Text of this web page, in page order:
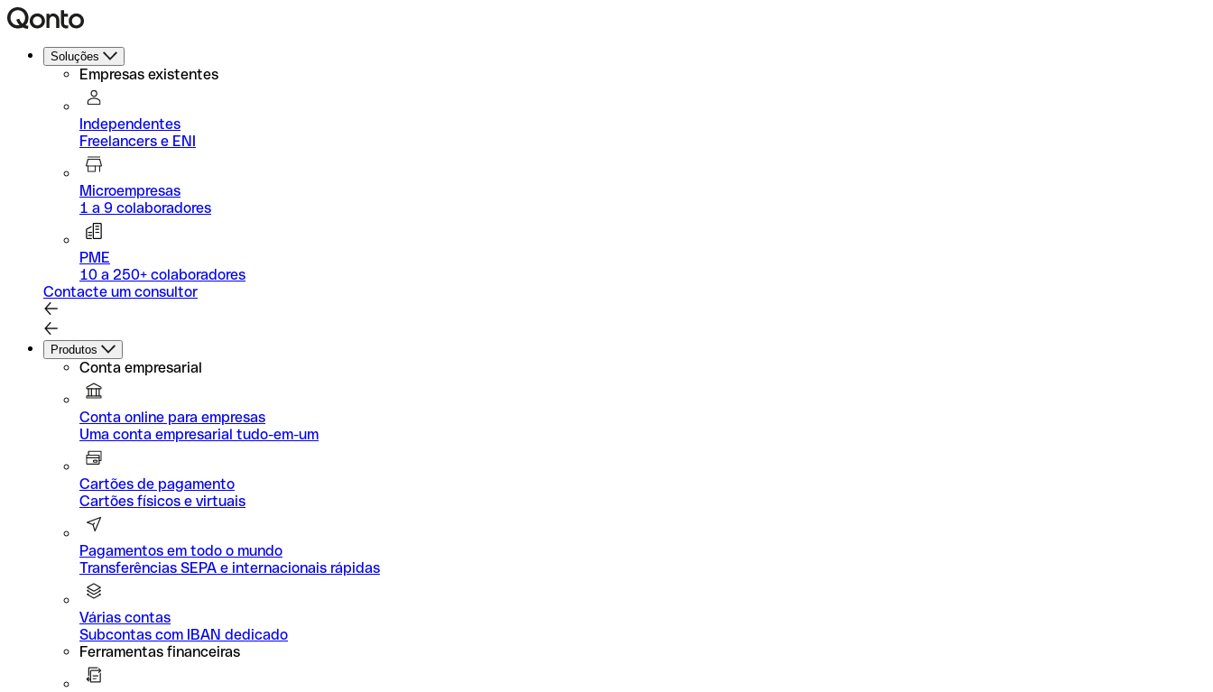
Soluções
Empresas existentes
Independentes
Freelancers e ENI
Microempresas
1 a 9 colaboradores
PME
10 a 250+ colaboradores
Contacte um consultor
Produtos
Conta empresarial
Conta online para empresas
Uma conta empresarial tudo-em-um
Cartões de pagamento
Cartões físicos e virtuais
Pagamentos em todo o mundo
Transferências SEPA e internacionais rápidas
Várias contas
Subcontas com IBAN dedicado
Ferramentas financeiras